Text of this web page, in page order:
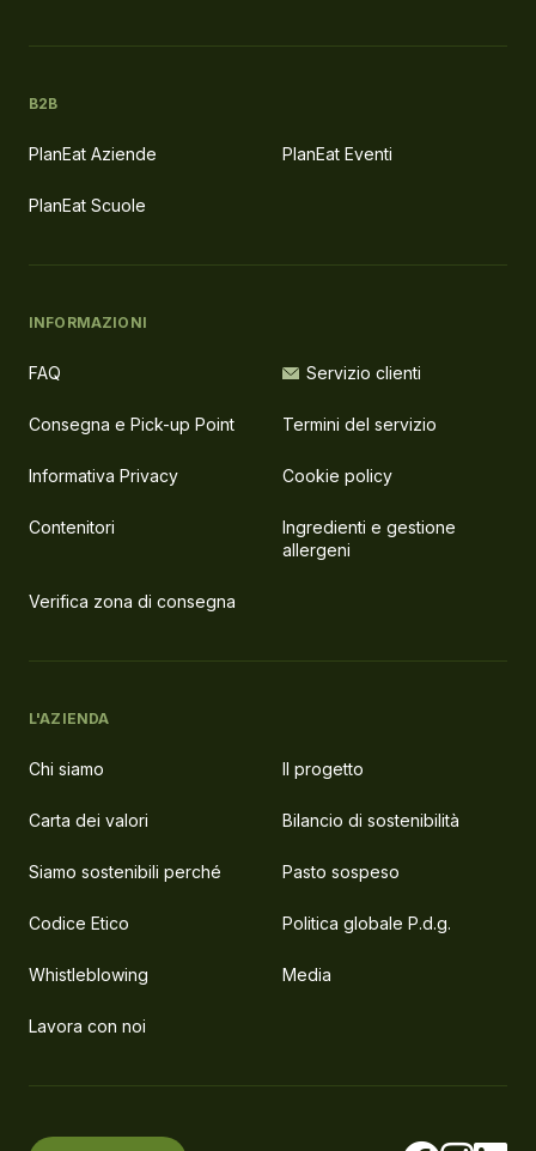
B2B
PlanEat Aziende PlanEat Eventi
PlanEat Scuole
INFORMAZIONI
FAQ Servizio clienti
Consegna e Pick-up Point Termini del servizio
Informativa Privacy Cookie policy
Contenitori
Ingredienti e gestione
allergeni
Verifica zona di consegna
L'AZIENDA
Chi siamo Il progetto
Carta dei valori Bilancio di sostenibilità
Siamo sostenibili perché Pasto sospeso
Codice Etico Politica globale P.d.g.
Whistleblowing Media
Lavora con noi